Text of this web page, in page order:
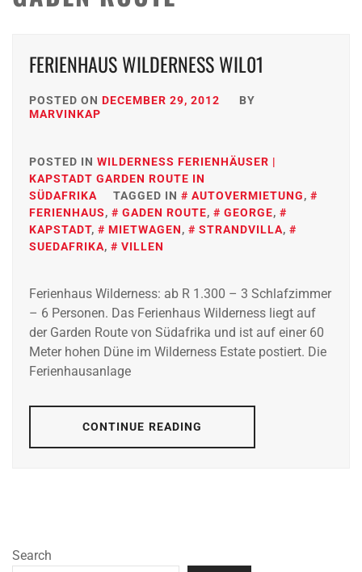
FERIENHAUS WILDERNESS WIL01
POSTED ON DECEMBER 29, 2012
BY
MARVINKAP
POSTED IN WILDERNESS FERIENHÄUSER |
KAPSTADT GARDEN ROUTE IN
SÜDAFRIKA
TAGGED IN AUTOVERMIETUNG,
FERIENHAUS, GADEN ROUTE, GEORGE,
KAPSTADT, MIETWAGEN, STRANDVILLA,
SUEDAFRIKA, VILLEN
Ferienhaus Wilderness: ab R 1.300 – 3 Schlafzimmer
– 6 Personen. Das Ferienhaus Wilderness liegt auf
der Garden Route von Südafrika und ist auf einer 60
Meter hohen Düne im Wilderness Estate postiert. Die
Ferienhausanlage
CONTINUE READING
Search